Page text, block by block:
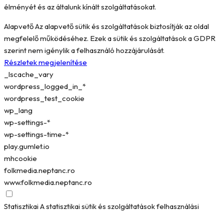
élményét és az általunk kínált szolgáltatásokat.
AlapvetőAz alapvető sütik és szolgáltatások biztosítják az oldal
megfelelő működéséhez. Ezek a sütik és szolgáltatások a GDPR
szerint nem igénylik a felhasználó hozzájárulását.
Részletek megjelenítése
_lscache_vary
wordpress_logged_in_*
wordpress_test_cookie
wp_lang
wp-settings-*
wp-settings-time-*
play.gumlet.io
mhcookie
folkmedia.neptanc.ro
www.folkmedia.neptanc.ro
StatisztikaiA statisztikai sütik és szolgáltatások felhasználási